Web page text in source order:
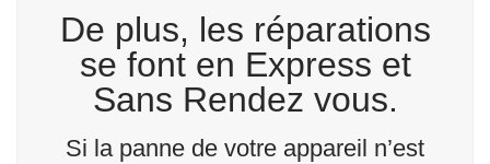
De plus, les réparations
se font en Express et
Sans Rendez vous.
Si la panne de votre appareil n’est